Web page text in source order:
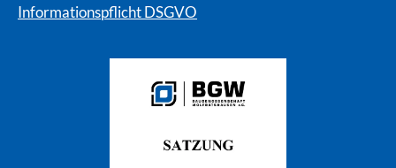
Informationspflicht DSGVO